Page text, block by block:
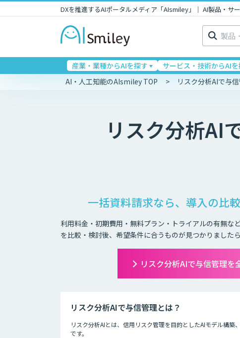
DXを推進するAIポータルメディア「AIsmiley」｜ AI製品・サ
検
索:
産業・業種からAIを探す サービス・技術からAIを
AI・人工知能のAIsmiley TOP
リスク分析AIで与
リスク分析AI
一括資料請求なら、導入の比
利用料金・初期費用・無料プラン・トライアルの有無な
を比較・検討後、希望条件に合うものが見つかりました
リスク分析AIで与信管理を
リスク分析AIで与信管理とは？
リスク分析AIとは、信用リスク管理を目的としたAIモデル構
です。